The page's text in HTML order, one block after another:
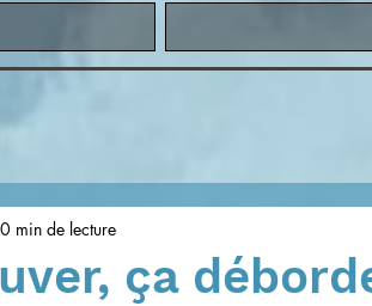
ça
min de lecture